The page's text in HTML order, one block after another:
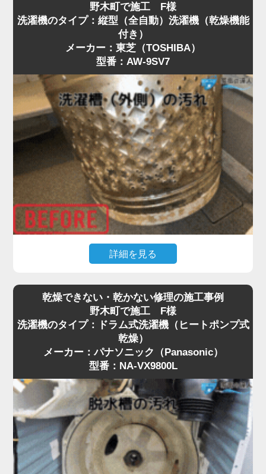
野木町で施工 F様
洗濯機のタイプ：縦型（全自動）洗濯機（乾燥機能
付き）
メーカー：東芝（TOSHIBA）
型番：AW-9SV7
詳細を見る
物に黒いカス（ワカメ）が付く」「洗ってもなんと
なくカビ臭い」といったお悩みはありませんか？
実はそれ、洗濯槽の裏側にびっしりとこびりついた
黒カビや、溶け残った洗剤カスが原因です。
特に野木町は、設置環境や湿気の影響もあり、購入
から数年で見えない場所がカビだらけになっている
ケースが珍しくありません。
市販のクリーナーによる「つけ置き」だけでは落と
しきれない頑固な汚れには、プロによる洗濯機分解
クリーニングが最も効果的です。
乾燥できない・乾かない修理の施工事例
野木町で施工 F様
洗濯機のタイプ：ドラム式洗濯機（ヒートポンプ式
乾燥）
メーカー：パナソニック（Panasonic）
型番：NA-VX9800L